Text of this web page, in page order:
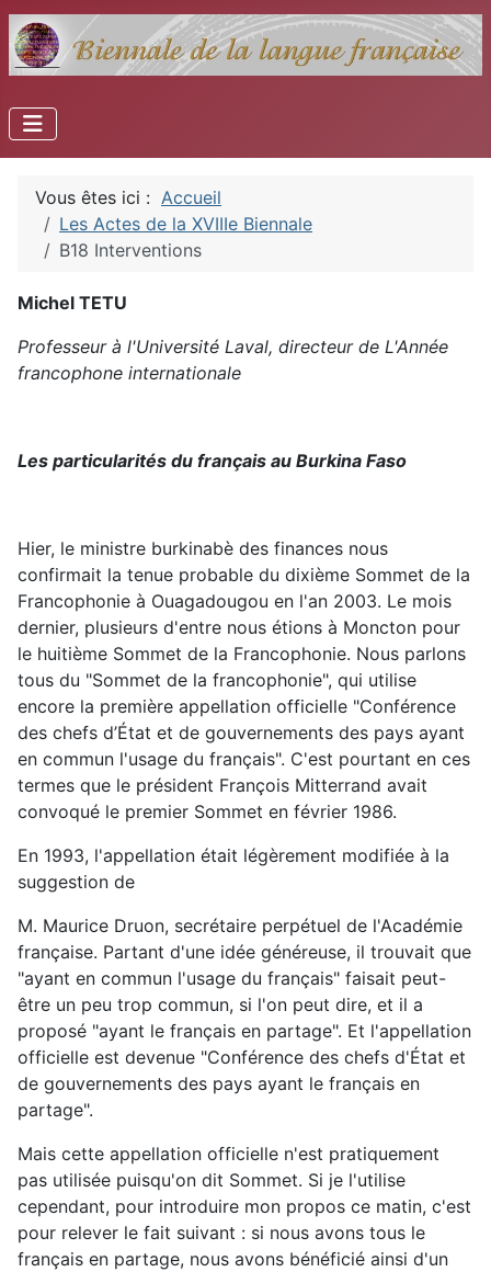
Vous êtes ici : Accueil
Les Actes de la XVIIIe Biennale
B18 Interventions
Michel TETU
Professeur à l'Université Laval, directeur de L'Année
francophone internationale
Les particularités du français au Burkina Faso
Hier, le ministre burkinabè des finances nous
confirmait la tenue probable du dixième Sommet de la
Francophonie à Ouagadougou en l'an 2003. Le mois
dernier, plusieurs d'entre nous étions à Moncton pour
le huitième Sommet de la Francophonie. Nous parlons
tous du "Sommet de la francophonie", qui utilise
encore la première appellation officielle "Conférence
des chefs d’État et de gouvernements des pays ayant
en commun l'usage du français". C'est pourtant en ces
termes que le président François Mitterrand avait
convoqué le premier Sommet en février 1986.
En 1993, l'appellation était légèrement modifiée à la
suggestion de
M. Maurice Druon, secrétaire perpétuel de l'Académie
française. Partant d'une idée généreuse, il trouvait que
"ayant en commun l'usage du français" faisait peut-
être un peu trop commun, si l'on peut dire, et il a
proposé "ayant le français en partage". Et l'appellation
officielle est devenue "Conférence des chefs d'État et
de gouvernements des pays ayant le français en
partage".
Mais cette appellation officielle n'est pratiquement
pas utilisée puisqu'on dit Sommet. Si je l'utilise
cependant, pour introduire mon propos ce matin, c'est
pour relever le fait suivant : si nous avons tous le
français en partage, nous avons bénéficié ainsi d'un